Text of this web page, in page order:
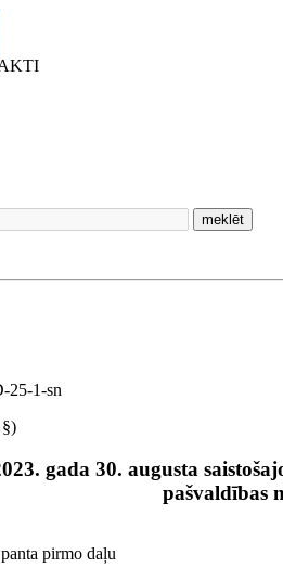
meklēt
25-1-sn
gada 30. augusta
pašvaldības
pirmo daļu